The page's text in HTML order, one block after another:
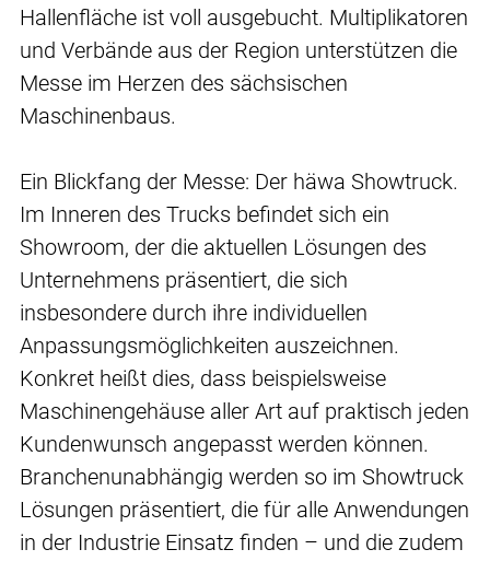
Hallenfläche ist voll ausgebucht. Multiplikatoren
und Verbände aus der Region unterstützen die
Messe im Herzen des sächsischen
Maschinenbaus.
Ein Blickfang der Messe: Der häwa Showtruck.
Im Inneren des Trucks befindet sich ein
Showroom, der die aktuellen Lösungen des
Unternehmens präsentiert, die sich
insbesondere durch ihre individuellen
Anpassungsmöglichkeiten auszeichnen.
Konkret heißt dies, dass beispielsweise
Maschinengehäuse aller Art auf praktisch jeden
Kundenwunsch angepasst werden können.
Branchenunabhängig werden so im Showtruck
Lösungen präsentiert, die für alle Anwendungen
in der Industrie Einsatz finden – und die zudem